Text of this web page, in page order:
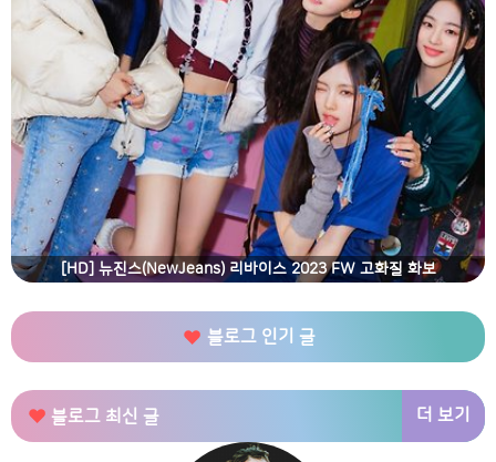
[HD] 뉴진스(NewJeans) 리바이스 2023 FW 고화질 화보
블로그 인기 글
블로그 최신 글 더 보기